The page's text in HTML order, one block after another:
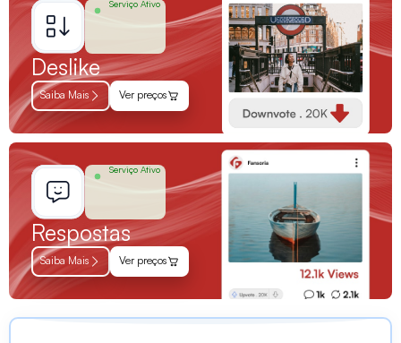
Serviço Ativo
Deslike
Saiba Mais Ver preços
Serviço Ativo
Respostas
Saiba Mais Ver preços